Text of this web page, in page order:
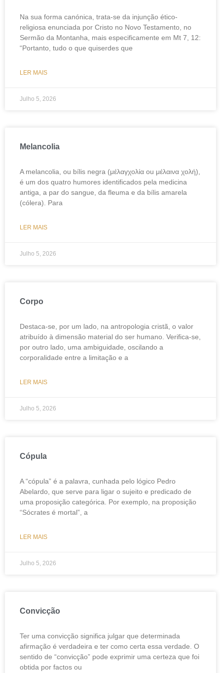
Na sua forma canónica, trata-se da injunção ético-
religiosa enunciada por Cristo no Novo Testamento, no
Sermão da Montanha, mais especificamente em Mt 7, 12:
“Portanto, tudo o que quiserdes que
LER MAIS
Julho 5, 2026
Melancolia
A melancolia, ou bílis negra (μέλαγχολία ou μέλαινα χολή),
é um dos quatro humores identificados pela medicina
antiga, a par do sangue, da fleuma e da bílis amarela
(cólera). Para
LER MAIS
Julho 5, 2026
Corpo
Destaca-se, por um lado, na antropologia cristã, o valor
atribuído à dimensão material do ser humano. Verifica-se,
por outro lado, uma ambiguidade, oscilando a
corporalidade entre a limitação e a
LER MAIS
Julho 5, 2026
Cópula
A “cópula” é a palavra, cunhada pelo lógico Pedro
Abelardo, que serve para ligar o sujeito e predicado de
uma proposição categórica. Por exemplo, na proposição
“Sócrates é mortal”, a
LER MAIS
Julho 5, 2026
Convicção
Ter uma convicção significa julgar que determinada
afirmação é verdadeira e ter como certa essa verdade. O
sentido de “convicção” pode exprimir uma certeza que foi
obtida por factos ou